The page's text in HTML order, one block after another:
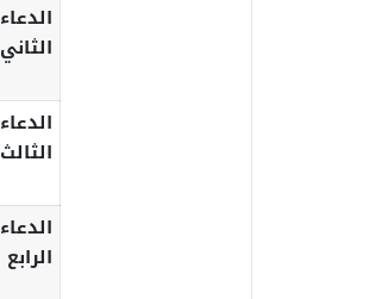
الدعاء
الثاني
الدعاء
الثالث
الدعاء
الرابع